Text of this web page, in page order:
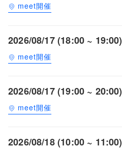
meet開催
2026/08/17 (18:00 ~ 19:00)
meet開催
2026/08/17 (19:00 ~ 20:00)
meet開催
2026/08/18 (10:00 ~ 11:00)